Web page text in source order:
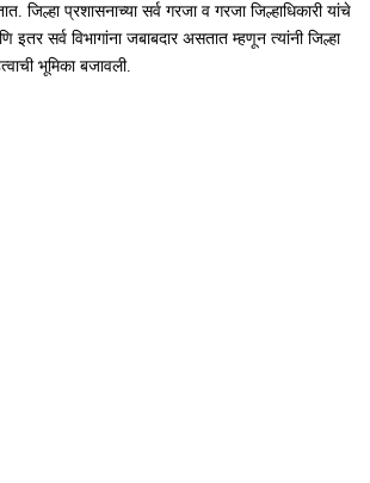
जिल्हा प्रशासनाच्या सर्व गरजा व गरजा जिल्हाधिकारी यांचे
सर्व विभागांना जबाबदार असतात म्हणून त्यांनी जिल्हा
भूमिका बजावली.